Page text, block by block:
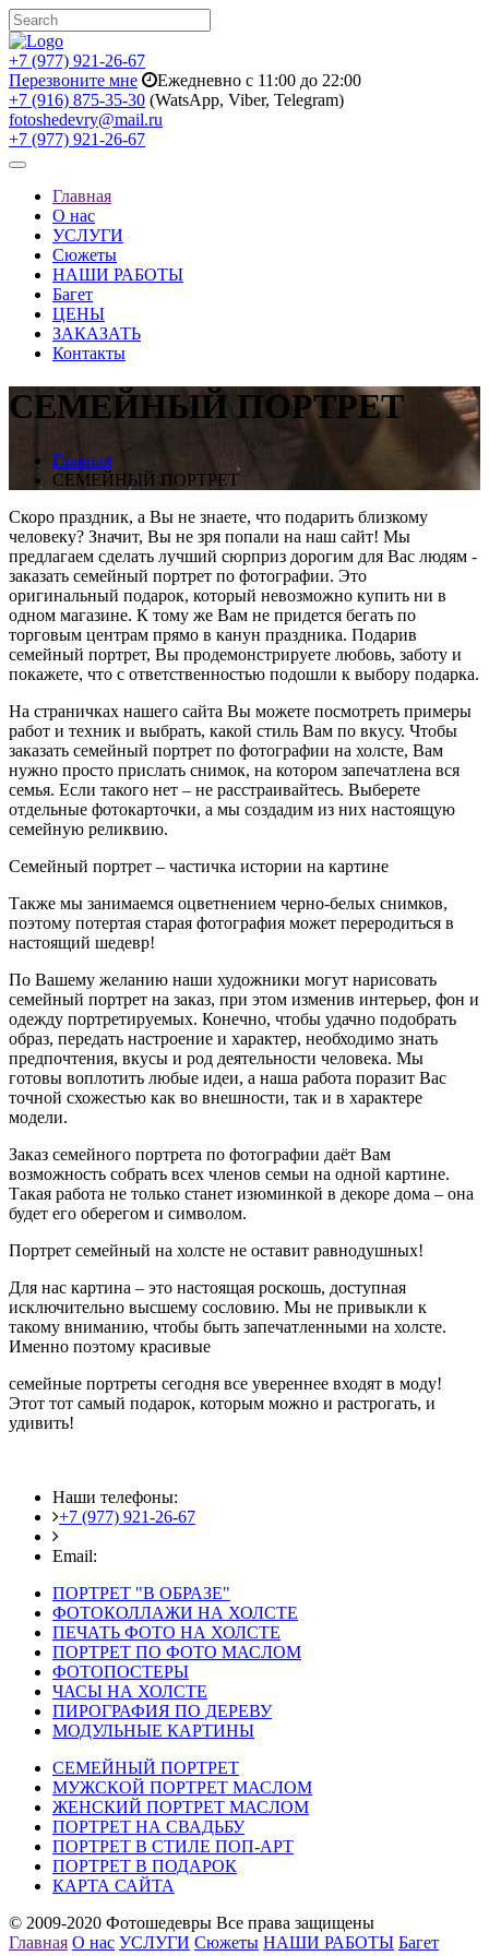
+7 (977) 921-26-67
Перезвоните мне
Ежедневно с 11:00 до 22:00
+7 (916) 875-35-30 (WatsApp, Viber, Telegram)
fotoshedevry@mail.ru
+7 (977) 921-26-67
Toggle
navigationГлавная
О нас
УСЛУГИ
Сюжеты
НАШИ РАБОТЫ
Багет
ЦЕНЫ
ЗАКАЗАТЬ
Контакты
СЕМЕЙНЫЙ ПОРТРЕТ
Главная
СЕМЕЙНЫЙ ПОРТРЕТ
Скоро праздник, а Вы не знаете, что подарить близкому
человеку? Значит, Вы не зря попали на наш сайт! Мы
предлагаем сделать лучший сюрприз дорогим для Вас людям -
заказать семейный портрет по фотографии. Это
оригинальный подарок, который невозможно купить ни в
одном магазине. К тому же Вам не придется бегать по
торговым центрам прямо в канун праздника. Подарив
семейный портрет, Вы продемонстрируете любовь, заботу и
покажете, что с ответственностью подошли к выбору подарка.
На страничках нашего сайта Вы можете посмотреть примеры
работ и техник и выбрать, какой стиль Вам по вкусу. Чтобы
заказать семейный портрет по фотографии на холсте, Вам
нужно просто прислать снимок, на котором запечатлена вся
семья. Если такого нет – не расстраивайтесь. Выберете
отдельные фотокарточки, а мы создадим из них настоящую
семейную реликвию.
Семейный портрет – частичка истории на картине
Также мы занимаемся оцветнением черно-белых снимков,
поэтому потертая старая фотография может переродиться в
настоящий шедевр!
По Вашему желанию наши художники могут нарисовать
семейный портрет на заказ, при этом изменив интерьер, фон и
одежду портретируемых. Конечно, чтобы удачно подобрать
образ, передать настроение и характер, необходимо знать
предпочтения, вкусы и род деятельности человека. Мы
готовы воплотить любые идеи, а наша работа поразит Вас
точной схожестью как во внешности, так и в характере
модели.
Заказ семейного портрета по фотографии даёт Вам
возможность собрать всех членов семьи на одной картине.
Такая работа не только станет изюминкой в декоре дома – она
будет его оберегом и символом.
Портрет семейный на холсте не оставит равнодушных!
Для нас картина – это настоящая роскошь, доступная
исключительно высшему сословию. Мы не привыкли к
такому вниманию, чтобы быть запечатленными на холсте.
Именно поэтому красивые
семейные портреты сегодня все увереннее входят в моду!
Этот тот самый подарок, которым можно и растрогать, и
удивить!
Наши телефоны:
+7 (977) 921-26-67
Email:
ПОРТРЕТ "В ОБРАЗЕ"
ФОТОКОЛЛАЖИ НА ХОЛСТЕ
ПЕЧАТЬ ФОТО НА ХОЛСТЕ
ПОРТРЕТ ПО ФОТО МАСЛОМ
ФОТОПОСТЕРЫ
ЧАСЫ НА ХОЛСТЕ
ПИРОГРАФИЯ ПО ДЕРЕВУ
МОДУЛЬНЫЕ КАРТИНЫ
СЕМЕЙНЫЙ ПОРТРЕТ
МУЖСКОЙ ПОРТРЕТ МАСЛОМ
ЖЕНСКИЙ ПОРТРЕТ МАСЛОМ
ПОРТРЕТ НА СВАДЬБУ
ПОРТРЕТ В СТИЛЕ ПОП-АРТ
ПОРТРЕТ В ПОДАРОК
КАРТА САЙТА
© 2009-2020 Фотошедевры Все права защищены
Главная О нас УСЛУГИ Сюжеты НАШИ РАБОТЫ Багет